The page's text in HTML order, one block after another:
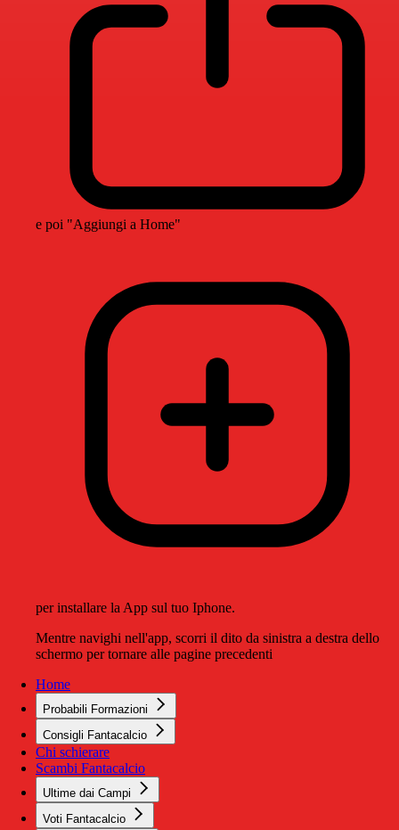
e poi "Aggiungi a Home"
per installare la App sul tuo Iphone.
Mentre navighi nell'app, scorri il dito da sinistra a destra dello
schermo per tornare alle pagine precedenti
Home
Probabili Formazioni
Consigli Fantacalcio
Chi schierare
Scambi Fantacalcio
Ultime dai Campi
Voti Fantacalcio